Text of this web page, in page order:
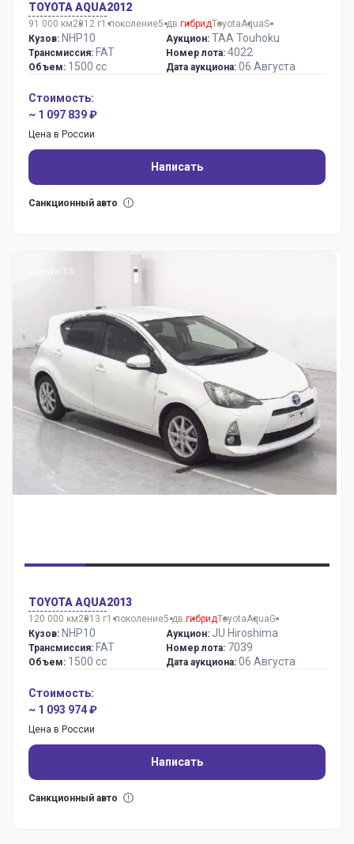
TOYOTA AQUA2012
91 000 км2012 г1 поколение5 дв.гибридToyotaAquaS
Кузов: NHP10
Трансмиссия: FAT
Объем: 1500 сс
Аукцион: TAA Touhoku
Номер лота: 4022
Дата аукциона: 06 Августа
Стоимость:
~ 1 097 839 ₽
Цена в России
Написать
Санкционный авто
Оценка: 3.5
TOYOTA AQUA2013
120 000 км2013 г1 поколение5 дв.гибридToyotaAquaG
Кузов: NHP10
Трансмиссия: FAT
Объем: 1500 сс
Аукцион: JU Hiroshima
Номер лота: 7039
Дата аукциона: 06 Августа
Стоимость:
~ 1 093 974 ₽
Цена в России
Написать
Санкционный авто